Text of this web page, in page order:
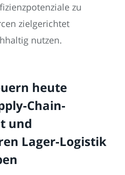
zu
zielgerichtet
nutzen.
heute
Chain-
und
Lager-Logistik